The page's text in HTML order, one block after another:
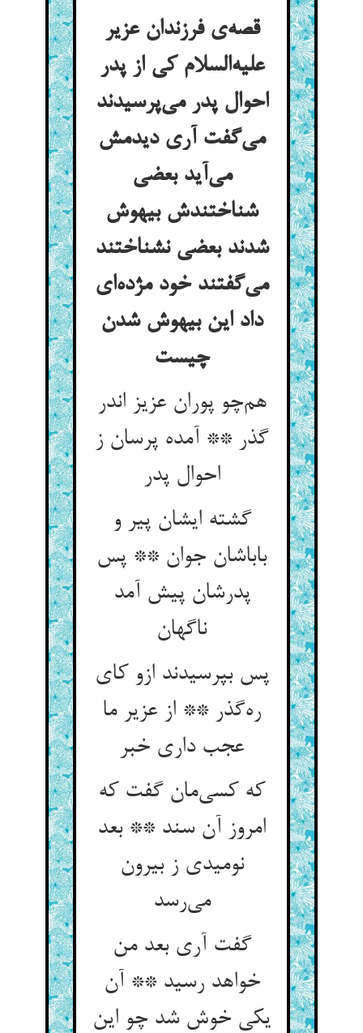
قصه‌ی فرزندان عزیر
علیه‌السلام کی از پدر
احوال پدر می‌پرسیدند
می‌گفت آری دیدمش
می‌آید بعضی
شناختندش بیهوش
شدند بعضی نشناختند
می‌گفتند خود مژده‌ای
داد این بیهوش شدن
چیست
هم‌چو پوران عزیز اندر
گذر ** آمده پرسان ز
احوال پدر
گشته ایشان پیر و
باباشان جوان ** پس
پدرشان پیش آمد
ناگهان
پس بپرسیدند ازو کای
ره‌گذر ** از عزیر ما
عجب داری خبر
که کسی‌مان گفت که
امروز آن سند ** بعد
نومیدی ز بیرون
می‌رسد
گفت آری بعد من
خواهد رسید ** آن
یکی خوش شد چو این